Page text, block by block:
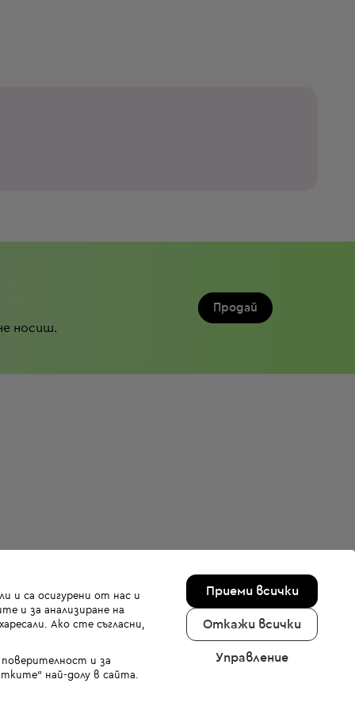
носиш.
Продай
и са осигурени от нас и
и за анализиране на
Ако сте съгласни,
и за
най-долу в сайта.
Приеми всички
Откажи всички
Управление